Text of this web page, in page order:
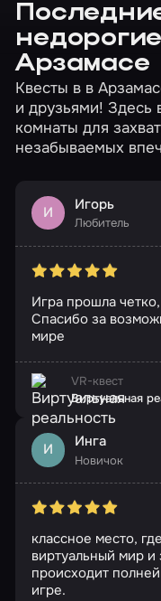
Арзамасе
Квесты в в
и друзьями! Здесь
комнаты для
незабываемых
И Игорь
Любитель
Игра прошла
Спасибо за
мире
VR-квест
Виртуальная
И Инга
Новичок
классное место,
виртуальный мир
происходит
игре.